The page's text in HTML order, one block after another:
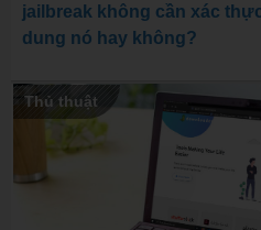
jailbreak không cần xác
dung nó hay không?
Thủ thuật